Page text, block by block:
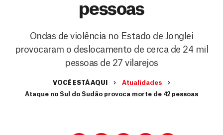
pessoas
Ondas de violência no Estado de Jonglei
provocaram o deslocamento de cerca de 24 mil
pessoas de 27 vilarejos
VOCÊ ESTÁ AQUI
Atualidades
Ataque no Sul do Sudão provoca morte de 42 pessoas